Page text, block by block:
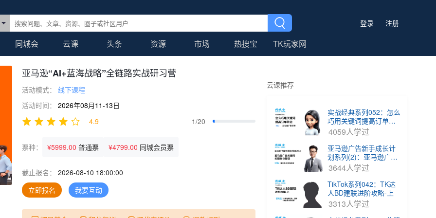
登录 注册
同城会 云课 头条 资源 市场 热搜宝 TK玩家网
亚马逊“AI+蓝海战略”全链路实战研习营
活动模式：
线下课程
活动时间：
2026年08月11-13日
4.9
1/20
票种： ¥5999.00 普通票 ¥4799.00 同城会员票
截止报名：
2026-08-10 18:00:00
立即报名
我要互动
云课推荐
实战经典系列052：怎么
巧用关键词提高订单转
化？
4059人学过
亚马逊广告新手成长计
划系列(2)：亚马逊广告
关键词的搜集整理
3644人学过
TikTok系列042：TK达
人BD建联进阶攻略-上
3313人学过